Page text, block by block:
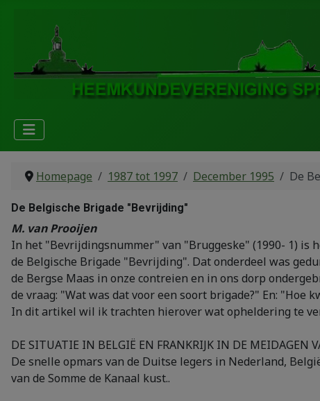
Homepage 1987 tot 1997 December 1995 De
De Belgische Brigade "Bevrijding"
M. van Prooijen
In het "Bevrijdingsnummer" van "Bruggeske" (1990- 1) is
de Belgische Brigade "Bevrijding". Dat onderdeel was
de Bergse Maas in onze contreien en in ons dorp
de vraag: "Wat was dat voor een soort brigade?" En: "Hoe
In dit artikel wil ik trachten hierover wat opheldering te
DE SITUATIE IN BELGIË EN FRANKRIJK IN DE MEIDAGEN
De snelle opmars van de Duitse legers in Nederland,
van de Somme de Kanaal kust..